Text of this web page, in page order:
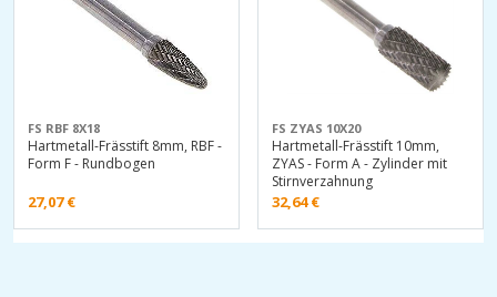
FS RBF 8X18
Hartmetall-Frässtift 8mm, RBF -
Form F - Rundbogen
27,07€
FS ZYAS 10X20
Hartmetall-Frässtift 10mm,
ZYAS - Form A - Zylinder mit
Stirnverzahnung
32,64€